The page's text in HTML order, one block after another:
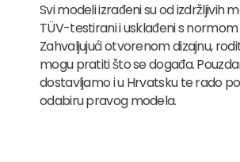
Svi modeli izrađeni su od izdržljivih
TÜV-testirani i usklađeni s normom
Zahvaljujući otvorenom dizajnu,
mogu pratiti što se događa.
dostavljamo i u Hrvatsku te rado
odabiru pravog modela.